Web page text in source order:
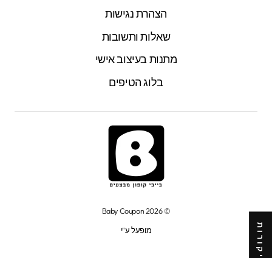
הצהרת נגישות
שאלות ותשובות
מתנות בעיצוב אישי
בלוג הטיפים
© 2026 Baby Coupon
מופעל ע"י